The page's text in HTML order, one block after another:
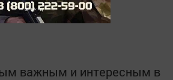
важным и интересным в